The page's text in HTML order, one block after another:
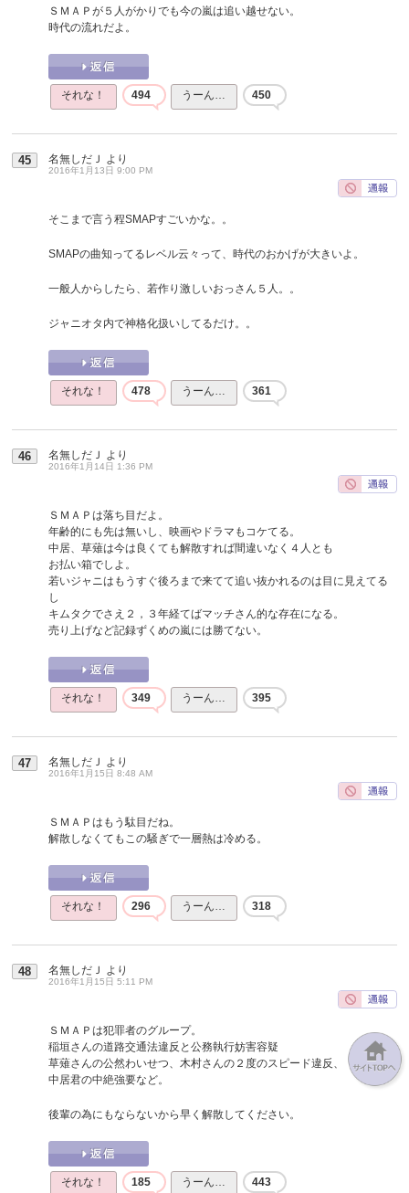
ＳＭＡＰが５人がかりでも今の嵐は追い越せない。
時代の流れだよ。
それな！ 494 うーん… 450
45 名無しだＪ より
2016年1月13日 9:00 PM
そこまで言う程SMAPすごいかな。。
SMAPの曲知ってるレベル云々って、時代のおかげが大きいよ。
一般人からしたら、若作り激しいおっさん５人。。
ジャニオタ内で神格化扱いしてるだけ。。
それな！ 478 うーん… 361
46 名無しだＪ より
2016年1月14日 1:36 PM
ＳＭＡＰは落ち目だよ。
年齢的にも先は無いし、映画やドラマもコケてる。
中居、草薙は今は良くても解散すれば間違いなく４人とも
お払い箱でしよ。
若いジャニはもうすぐ後ろまで来てて追い抜かれるのは目に見えてる
し
キムタクでさえ２，３年経てばマッチさん的な存在になる。
売り上げなど記録ずくめの嵐には勝てない。
それな！ 349 うーん… 395
47 名無しだＪ より
2016年1月15日 8:48 AM
ＳＭＡＰはもう駄目だね。
解散しなくてもこの騒ぎで一層熱は冷める。
それな！ 296 うーん… 318
48 名無しだＪ より
2016年1月15日 5:11 PM
ＳＭＡＰは犯罪者のグループ。
稲垣さんの道路交通法違反と公務執行妨害容疑
草薙さんの公然わいせつ、木村さんの２度のスピード違反、
中居君の中絶強要など。
後輩の為にもならないから早く解散してください。
それな！ 185 うーん… 443